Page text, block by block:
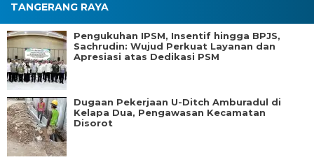
TANGERANG RAYA
Pengukuhan IPSM, Insentif hingga BPJS,
Sachrudin: Wujud Perkuat Layanan dan
Apresiasi atas Dedikasi PSM
Dugaan Pekerjaan U-Ditch Amburadul di
Kelapa Dua, Pengawasan Kecamatan
Disorot